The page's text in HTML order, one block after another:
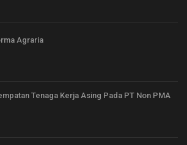
Agraria
Tenaga Kerja Asing Pada PT Non PMA